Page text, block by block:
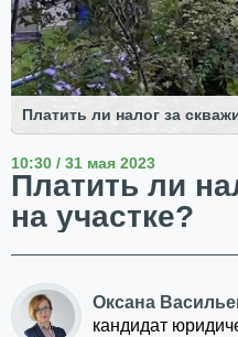
Платить ли налог за
10:30 / 31 мая 2023
Платить ли
на участке?
Оксана
кандидат